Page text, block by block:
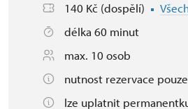
140 Kč (dospělí)
délka 60 minut
max. 10 osob
nutnost rezervace
lze uplatnit